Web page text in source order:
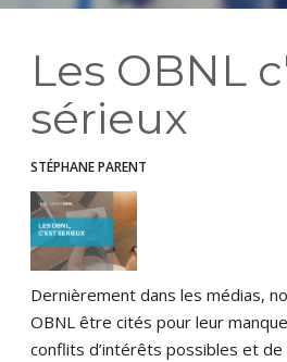
Les OBNL
sérieux
STÉPHANE PARENT
Dernièrement dans les médias,
OBNL être cités pour leur
conflits d’intérêts possibles et de